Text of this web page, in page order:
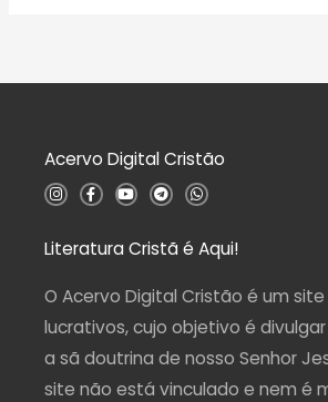
Acervo Digital Cristão
I
n
a
g
a
m
F
a
b
o
k
-
f
Y
o
u
b
T
e
g
r
m
W
h
s
a
p
Literatura Cristã é Aqui!
O Acervo Digital Cristão é um
lucrativos, cujo objetivo é
a sã doutrina de nosso Senhor
site não está vinculado e nem é